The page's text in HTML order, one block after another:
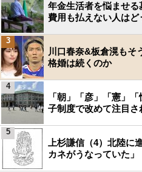
年金生活者を悩ませ
費用も払えない人はど
川口春奈&板倉滉もそ
格婚は続くのか
3
「朝」「彦」「憲」
子制度で改めて注目さ
4
上杉謙信（4）北陸に
カネがうなっていた」
5